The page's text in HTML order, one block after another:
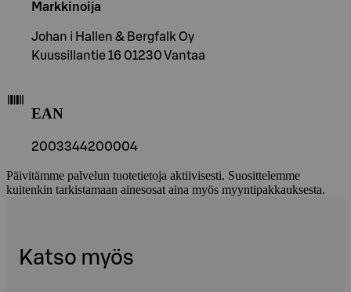
Markkinoija
Johan i Hallen & Bergfalk Oy
Kuussillantie 16 01230 Vantaa
EAN
2003344200004
Päivitämme palvelun tuotetietoja aktiivisesti. Suosittelemme
kuitenkin tarkistamaan ainesosat aina myös myyntipakkauksesta.
Katso myös